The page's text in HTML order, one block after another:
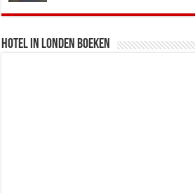
Hotel in Londen boeken